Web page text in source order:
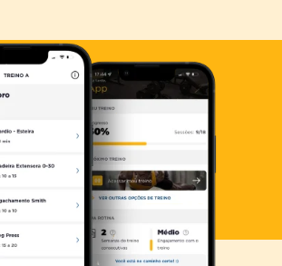
Baixe agora o Smart Fit App